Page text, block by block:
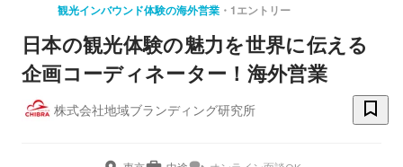
観光インバウンド体験の海外営業 1エントリー
日本の観光体験の魅力を世界に伝える
企画コーディネーター！海外営業
株式会社地域ブランディング研究所